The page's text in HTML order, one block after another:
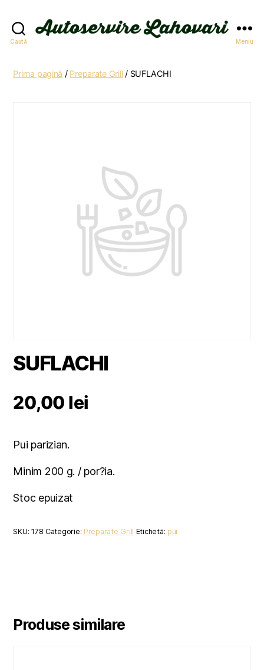
Caută Meniu
Prima pagină / Preparate Grill/ SUFLACHI
SUFLACHI
20,00 lei
Pui parizian.
Minim 200 g. / por?ia.
Stoc epuizat
SKU:178 Categorie: Preparate Grill Etichetă: pui
Produse similare